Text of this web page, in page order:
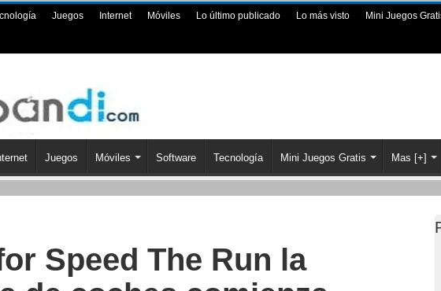
Juegos Internet Móviles Lo último publicado Lo más visto Mini Juegos
Juegos Móviles Software Tecnología Mini Juegos Gratis Mas [+]
Speed The Run la